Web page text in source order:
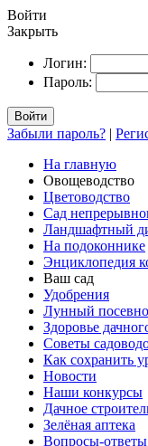
Войти
Закрыть
Логин:
Пароль:
Войти
Забыли пароль? |
На главную
Овощеводство
Цветоводство
Сад
Ландшафтный
На подоконнике
Энциклопедия
Ваш сад
Удобрения
Лунный
Здоровье
Советы
Как сохранить
Новости
Наши конкурсы
Дачное
Зелёная аптека
Вопросы-ответы